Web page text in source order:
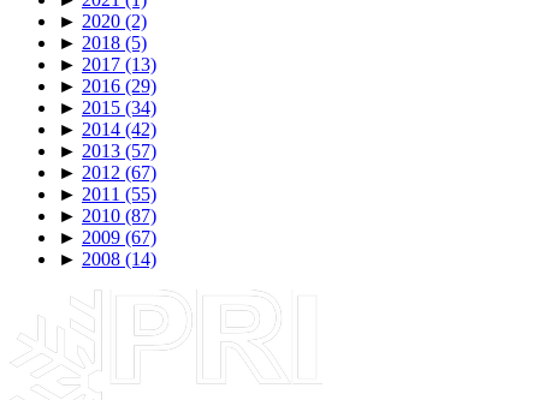
► 2020 (2)
► 2018 (5)
► 2017 (13)
► 2016 (29)
► 2015 (34)
► 2014 (42)
► 2013 (57)
► 2012 (67)
► 2011 (55)
► 2010 (87)
► 2009 (67)
► 2008 (14)